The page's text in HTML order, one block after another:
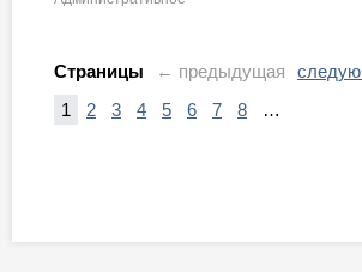
Страницы ← предыдущая
1
2 3 4 5 6 7 8 …